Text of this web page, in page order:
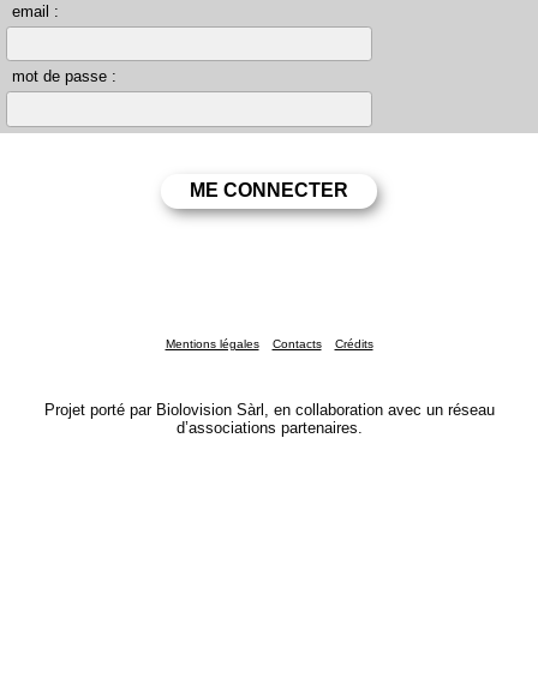
email :
mot de passe :
Mentions légales Contacts Crédits
Projet porté par Biolovision Sàrl, en collaboration avec un réseau
d’associations partenaires.